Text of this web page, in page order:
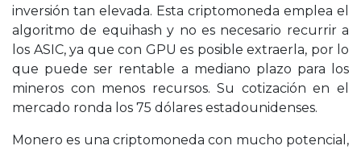
inversión tan elevada. Esta criptomoneda emplea el
algoritmo de equihash y no es necesario recurrir a
los ASIC, ya que con GPU es posible extraerla, por lo
que puede ser rentable a mediano plazo para los
mineros con menos recursos. Su cotización en el
mercado ronda los 75 dólares estadounidenses.
Monero es una criptomoneda con mucho potencial,